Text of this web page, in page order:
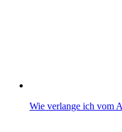
Wie verlange ich vom